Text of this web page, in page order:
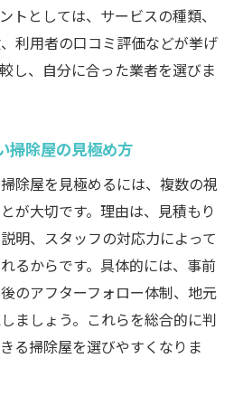
したいサポート体制
読み解く賢い業者選びのコツ
高いハウスクリーニングの共
屋を選ぶためのチェック法
の口コミ活用方法を伝授
が語る満足ポイント
者選びのための比較視点
回りに強いハウスクリーニン
ーニングの専門技術とその効
トとしては、サービスの種類、
利用者の口コミ評価などが挙げ
し、自分に合った業者を選びま
掃除屋の見極め方
除屋を見極めるには、複数の視
が大切です。理由は、見積もり
明、スタッフの対応力によって
るからです。具体的には、事前
のアフターフォロー体制、地元
ましょう。これらを総合的に判
る掃除屋を選びやすくなりま